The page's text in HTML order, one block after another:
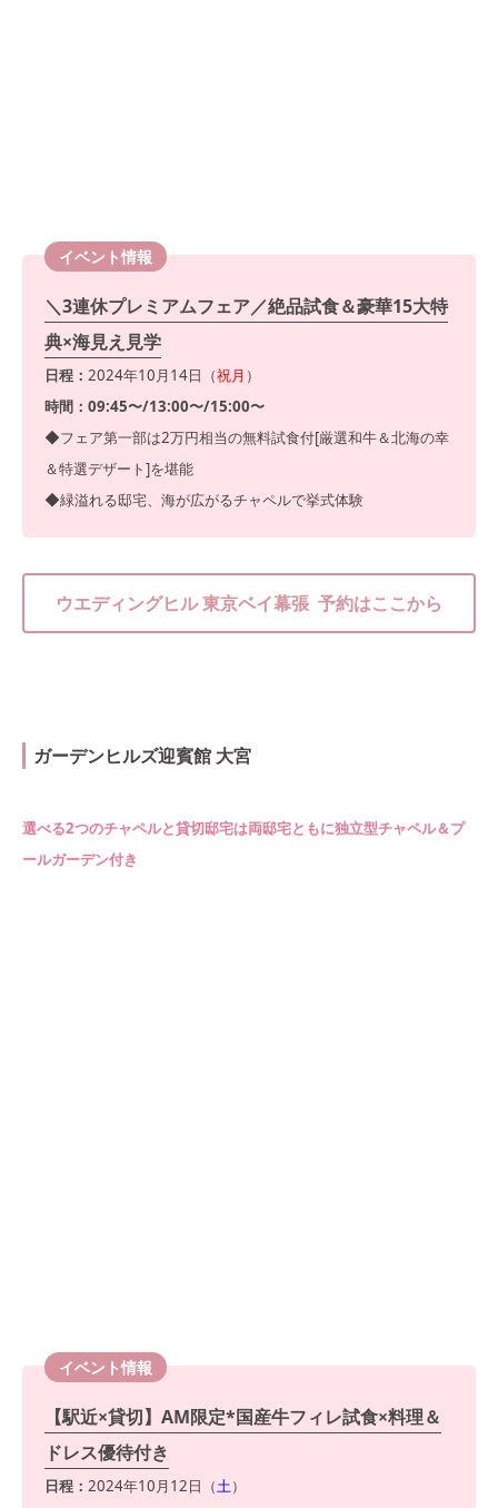
イベント情報
＼3連休プレミアムフェア／絶品試食＆豪華15大特
典×海見え見学
日程： 2024年10月14日（祝月 ）
時間：09:45〜/13:00〜/15:00〜
◆フェア第一部は2万円相当の無料試食付[厳選和牛＆北海の幸
＆特選デザート]を堪能
◆緑溢れる邸宅、海が広がるチャペルで挙式体験
ウエディングヒル 東京ベイ幕張 予約はここから
ガーデンヒルズ迎賓館 大宮
選べる2つのチャペルと貸切邸宅は両邸宅ともに独立型チャペル＆プ
ールガーデン付き
イベント情報
【駅近×貸切】AM限定*国産牛フィレ試食×料理＆
ドレス優待付き
日程： 2024年10月12日（土）